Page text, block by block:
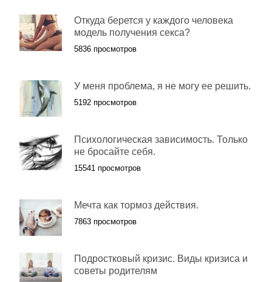
Откуда берется у каждого человека
модель получения секса?
5836 просмотров
У меня проблема, я не могу ее решить.
5192 просмотров
Психологическая зависимость. Только
не бросайте себя.
15541 просмотров
Мечта как тормоз действия.
7863 просмотров
Подростковый кризис. Виды кризиса и
советы родителям